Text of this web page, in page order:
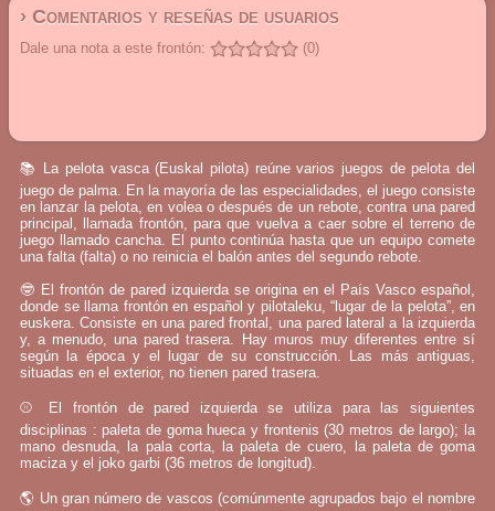
› Comentarios y reseñas de usuarios
Dale una nota a este frontón: (0)
📚 La pelota vasca (Euskal pilota) reúne varios juegos de pelota del
juego de palma. En la mayoría de las especialidades, el juego consiste
en lanzar la pelota, en volea o después de un rebote, contra una pared
principal, llamada frontón, para que vuelva a caer sobre el terreno de
juego llamado cancha. El punto continúa hasta que un equipo comete
una falta (falta) o no reinicia el balón antes del segundo rebote.
🤓 El frontón de pared izquierda se origina en el País Vasco español,
donde se llama frontón en español y pilotaleku, “lugar de la pelota”, en
euskera. Consiste en una pared frontal, una pared lateral a la izquierda
y, a menudo, una pared trasera. Hay muros muy diferentes entre sí
según la época y el lugar de su construcción. Las más antiguas,
situadas en el exterior, no tienen pared trasera.
⚾ El frontón de pared izquierda se utiliza para las siguientes
disciplinas : paleta de goma hueca y frontenis (30 metros de largo); la
mano desnuda, la pala corta, la paleta de cuero, la paleta de goma
maciza y el joko garbi (36 metros de longitud).
🌎 Un gran número de vascos (comúnmente agrupados bajo el nombre